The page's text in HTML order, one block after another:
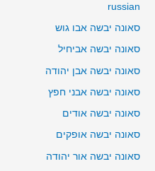
russian
סאונה יבשה אבו גוש
סאונה יבשה אביחיל
סאונה יבשה אבן יהודה
סאונה יבשה אבני חפץ
סאונה יבשה אודים
סאונה יבשה אופקים
סאונה יבשה אור יהודה